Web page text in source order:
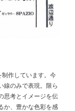
制作しています。今
線のみで表現。限ら
思考とイメージを伝
か、豊かな色彩を感